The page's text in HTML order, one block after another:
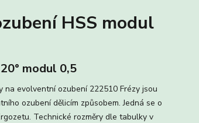
HSS modul
modul 0,5
na evolventní ozubení 222510 Frézy jsou
ozubení dělicím způsobem. Jedná se o
Technické rozměry dle tabulky v